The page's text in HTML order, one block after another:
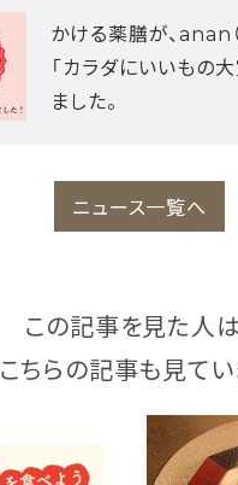
かける薬膳が、anan
「カラダにいいもの
ました。
ニュース一覧へ
この記事を見た人は
こちらの記事も見て